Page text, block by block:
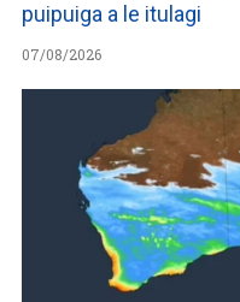
puipuiga a le itulagi
07/08/2026